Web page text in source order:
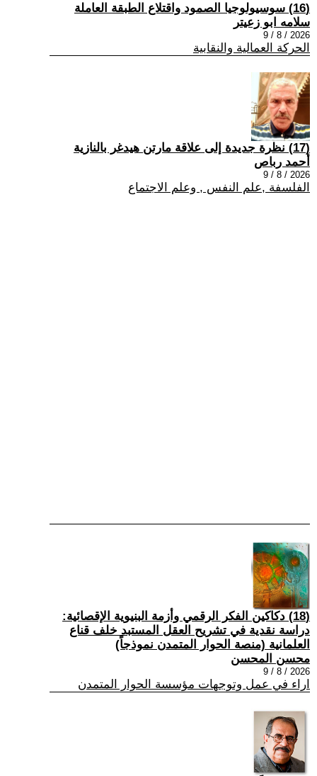
(16) سوسيولوجيا الصمود واقتلاع الطبقة العاملة
سلامه ابو زعيتر
2026 / 8 / 9
الحركة العمالية والنقابية
(17) نظرة جديدة إلى علاقة مارتن هيدغر بالنازية
أحمد رباص
2026 / 8 / 9
الفلسفة ,علم النفس , وعلم الاجتماع
(18) دكاكين الفكر الرقمي وأزمة البنيوية الإقصائية:
دراسة نقدية في تشريح العقل المستبد خلف قناع
العلمانية (منصة الحوار المتمدن نموذجاً)
محسن المحسن
2026 / 8 / 9
اراء في عمل وتوجهات مؤسسة الحوار المتمدن